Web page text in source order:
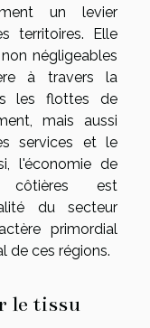
un levier
territoires. Elle
négligeables
à travers la
les flottes de
mais aussi
services et le
l'économie de
côtières est
du secteur
primordial
de ces régions.
le tissu